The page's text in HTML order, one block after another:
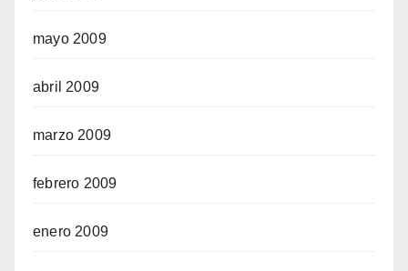
mayo 2009
abril 2009
marzo 2009
febrero 2009
enero 2009